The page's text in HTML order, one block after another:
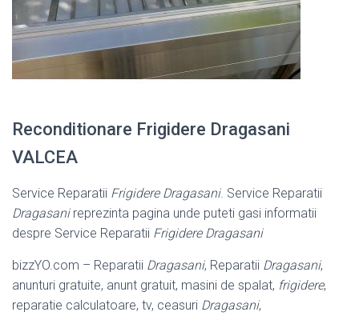
Reconditionare Frigidere Dragasani
VALCEA
Service Reparatii Frigidere Dragasani. Service Reparatii
Dragasanireprezinta pagina unde puteti gasi informatii
despre Service Reparatii Frigidere Dragasani
bizzYO.com – Reparatii Dragasani, Reparatii Dragasani,
anunturi gratuite, anunt gratuit, masini de spalat, frigidere,
reparatie calculatoare, tv, ceasuri Dragasani,